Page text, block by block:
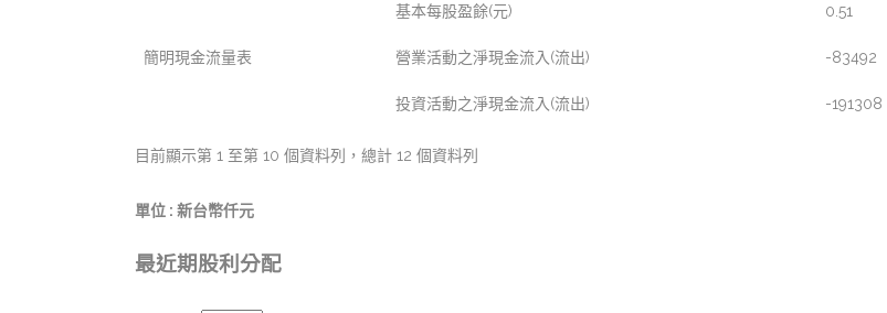
基本每股盈餘(元) 0.51
簡明現金流量表 營業活動之淨現金流入(流出) -83492
投資活動之淨現金流入(流出) -191308
目前顯示第 1 至第 10 個資料列，總計 12 個資料列
單位 : 新台幣仟元
最近期股利分配